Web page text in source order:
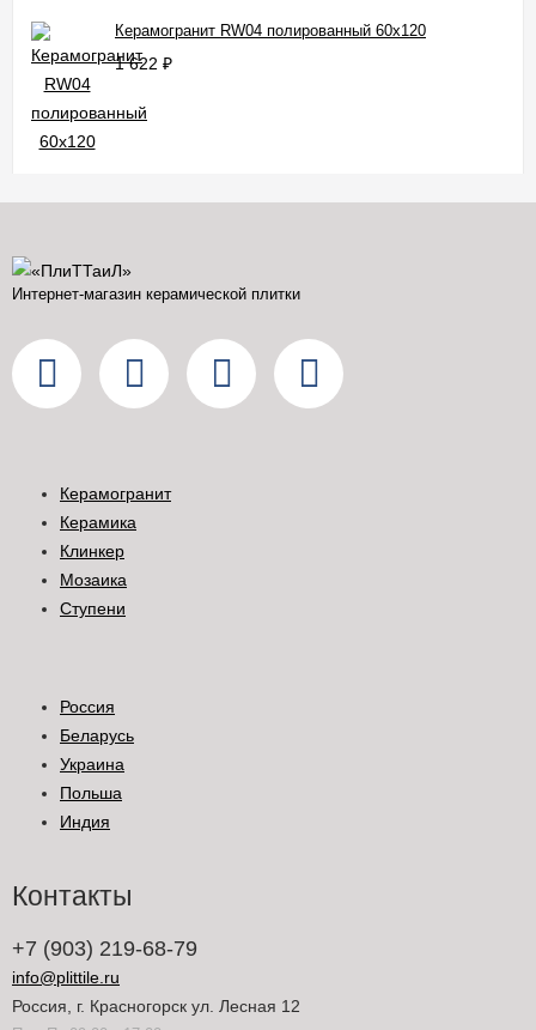
Керамогранит RW04 полированный 60x120
1 622 ₽
Интернет-магазин керамической плитки
Керамогранит
Керамика
Клинкер
Мозаика
Ступени
Россия
Беларусь
Украина
Польша
Индия
Контакты
+7 (903) 219-68-79
info@plittile.ru
Россия, г. Красногорск ул. Лесная 12